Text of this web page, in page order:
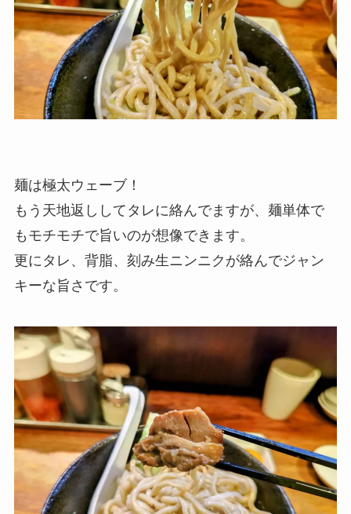
麺は極太ウェーブ！
もう天地返ししてタレに絡んでますが、麺単体で
もモチモチで旨いのが想像できます。
更にタレ、背脂、刻み生ニンニクが絡んでジャン
キーな旨さです。